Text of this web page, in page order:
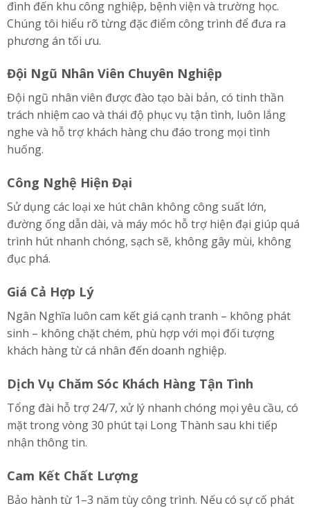
đình đến khu công nghiệp, bệnh viện và trường học.
Chúng tôi hiểu rõ từng đặc điểm công trình để đưa ra
phương án tối ưu.
Đội Ngũ Nhân Viên Chuyên Nghiệp
Đội ngũ nhân viên được đào tạo bài bản, có tinh thần
trách nhiệm cao và thái độ phục vụ tận tình, luôn lắng
nghe và hỗ trợ khách hàng chu đáo trong mọi tình
huống.
Công Nghệ Hiện Đại
Sử dụng các loại xe hút chân không công suất lớn,
đường ống dẫn dài, và máy móc hỗ trợ hiện đại giúp quá
trình hút nhanh chóng, sạch sẽ, không gây mùi, không
đục phá.
Giá Cả Hợp Lý
Ngân Nghĩa luôn cam kết giá cạnh tranh – không phát
sinh – không chặt chém, phù hợp với mọi đối tượng
khách hàng từ cá nhân đến doanh nghiệp.
Dịch Vụ Chăm Sóc Khách Hàng Tận Tình
Tổng đài hỗ trợ 24/7, xử lý nhanh chóng mọi yêu cầu, có
mặt trong vòng 30 phút tại Long Thành sau khi tiếp
nhận thông tin.
Cam Kết Chất Lượng
Bảo hành từ 1–3 năm tùy công trình. Nếu có sự cố phát